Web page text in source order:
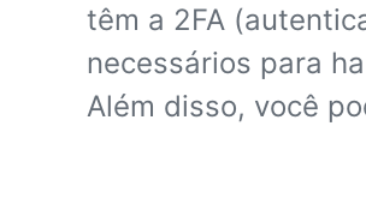
têm a 2FA
necessários para
Além disso, você